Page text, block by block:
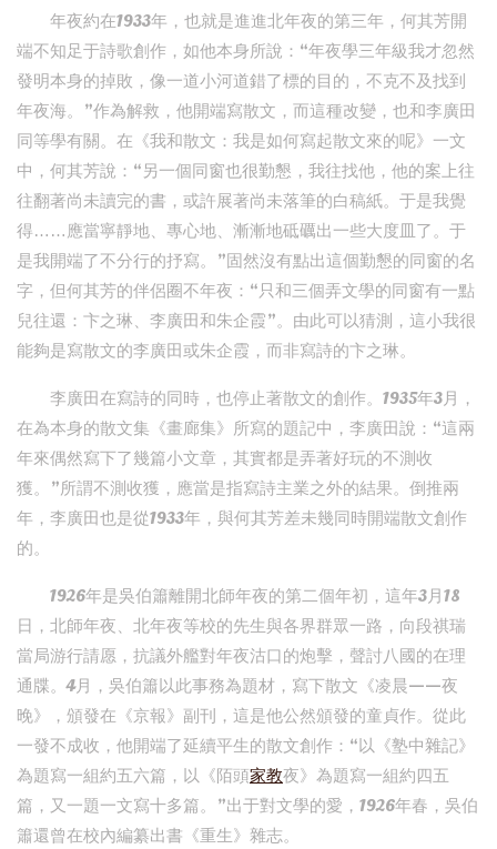
年夜約在1933年，也就是進進北年夜的第三年，何其芳開
端不知足于詩歌創作，如他本身所說：“年夜學三年級我才忽然
發明本身的掉敗，像一道小河道錯了標的目的，不克不及找到
年夜海。”作為解救，他開端寫散文，而這種改變，也和李廣田
同等學有關。在《我和散文：我是如何寫起散文來的呢》一文
中，何其芳說：“另一個同窗也很勤懇，我往找他，他的案上往
往翻著尚未讀完的書，或許展著尚未落筆的白稿紙。于是我覺
得……應當寧靜地、專心地、漸漸地砥礪出一些大度皿了。于
是我開端了不分行的抒寫。”固然沒有點出這個勤懇的同窗的名
字，但何其芳的伴侶圈不年夜：“只和三個弄文學的同窗有一點
兒往還：卞之琳、李廣田和朱企霞”。由此可以猜測，這小我很
能夠是寫散文的李廣田或朱企霞，而非寫詩的卞之琳。
李廣田在寫詩的同時，也停止著散文的創作。1935年3月，
在為本身的散文集《畫廊集》所寫的題記中，李廣田說：“這兩
年來偶然寫下了幾篇小文章，其實都是弄著好玩的不測收
獲。”所謂不測收獲，應當是指寫詩主業之外的結果。倒推兩
年，李廣田也是從1933年，與何其芳差未幾同時開端散文創作
的。
1926年是吳伯簫離開北師年夜的第二個年初，這年3月18
日，北師年夜、北年夜等校的先生與各界群眾一路，向段祺瑞
當局游行請愿，抗議外艦對年夜沽口的炮擊，聲討八國的在理
通牒。4月，吳伯簫以此事務為題材，寫下散文《凌晨——夜
晚》，頒發在《京報》副刊，這是他公然頒發的童貞作。從此
一發不成收，他開端了延續平生的散文創作：“以《塾中雜記》
為題寫一組約五六篇，以《陌頭家教夜》為題寫一組約四五
篇，又一題一文寫十多篇。”出于對文學的愛，1926年春，吳伯
簫還曾在校內編纂出書《重生》雜志。